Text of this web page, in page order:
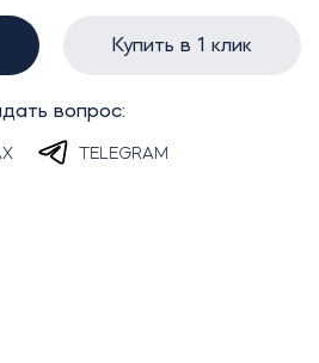
Купить в 1 клик
вопрос:
TELEGRAM